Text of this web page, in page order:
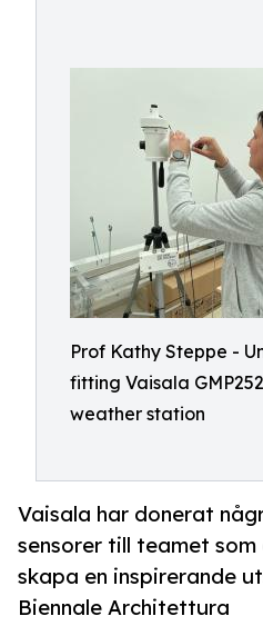
Prof Kathy Steppe -
fitting Vaisala
weather station
Vaisala har donerat
sensorer till teamet
skapa en inspirerande
Biennale Architettura